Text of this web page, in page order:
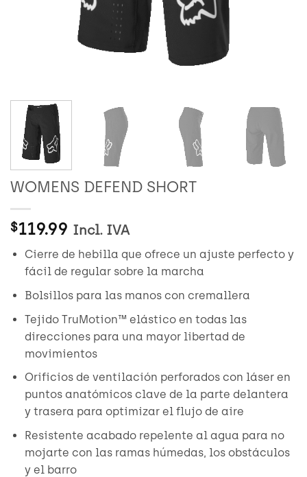
WOMENS DEFEND SHORT
$119.99 Incl. IVA
Cierre de hebilla que ofrece un ajuste perfecto y
fácil de regular sobre la marcha
Bolsillos para las manos con cremallera
Tejido TruMotion™ elástico en todas las
direcciones para una mayor libertad de
movimientos
Orificios de ventilación perforados con láser en
puntos anatómicos clave de la parte delantera
y trasera para optimizar el flujo de aire
Resistente acabado repelente al agua para no
mojarte con las ramas húmedas, los obstáculos
y el barro